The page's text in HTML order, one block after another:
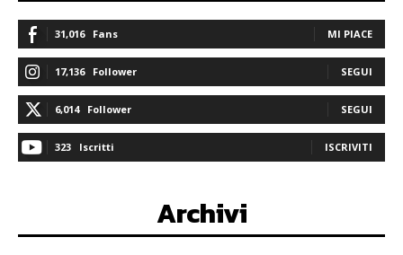
31,016 Fans MI PIACE
17,136 Follower SEGUI
6,014 Follower SEGUI
323 Iscritti ISCRIVITI
Archivi